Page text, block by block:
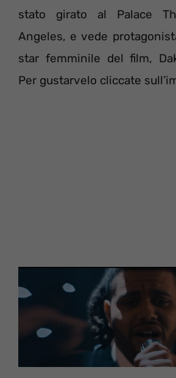
stato girato al Palace
Angeles, e vede
star femminile del film,
Per gustarvelo cliccate